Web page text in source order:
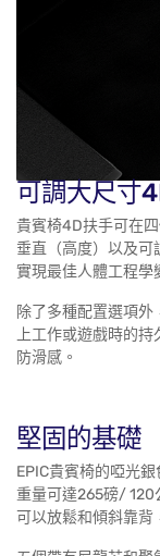
可調大尺寸
貴賓椅4D扶手可在
垂直（高度）以及
實現最佳人體工程學
除了多種配置選項
上工作或遊戲時的
防滑感。
堅固的基礎
EPIC貴賓椅的啞光
重量可達265磅/ 120
可以放鬆和傾斜靠背